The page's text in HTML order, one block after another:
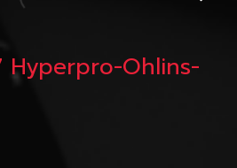
Hyperpro-Ohlins-